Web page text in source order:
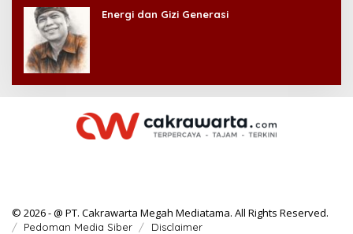
Energi dan Gizi Generasi
© 2026 - @ PT. Cakrawarta Megah Mediatama. All Rights Reserved.
Pedoman Media Siber Disclaimer